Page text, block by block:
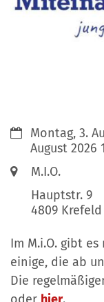
Datum:Montag, 3.
August 2026
Ort: M.I.O.
Hauptstr. 9
4809 Krefeld
Im M.i.O. gibt
einige, die ab
Die